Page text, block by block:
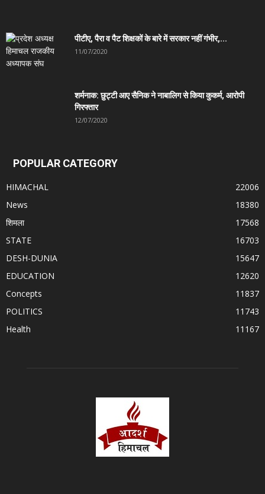
पीटीए, पैरा व पैट शिक्षकों के बारे में सरकार नहीं गंभीर,...
11/07/2020
शर्मनाक: छुट्टी आए सैनिक ने नाबालिग से किया कुकर्म, आरोपी
गिरफ्तार
12/07/2020
POPULAR CATEGORY
HIMACHAL
22006
News
18380
शिमला
17568
STATE
16703
DESH-DUNIA
15647
EDUCATION
12620
Concepts
11837
POLITICS
11743
Health
11167